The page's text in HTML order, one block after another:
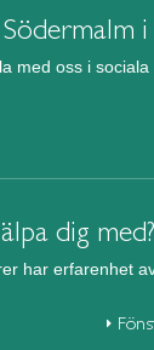
med oss i sociala
dig med?
har erfarenhet